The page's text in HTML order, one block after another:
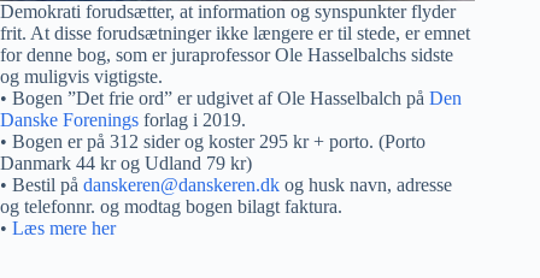
Demokrati forudsætter, at information og synspunkter flyder
frit. At disse forudsætninger ikke længere er til stede, er emnet
for denne bog, som er juraprofessor Ole Hasselbalchs sidste
og muligvis vigtigste.
• Bogen ”Det frie ord” er udgivet af Ole Hasselbalch på Den
Danske Forenings forlag i 2019.
• Bogen er på 312 sider og koster 295 kr + porto. (Porto
Danmark 44 kr og Udland 79 kr)
• Bestil på danskeren@danskeren.dk og husk navn, adresse
og telefonnr. og modtag bogen bilagt faktura.
• Læs mere her